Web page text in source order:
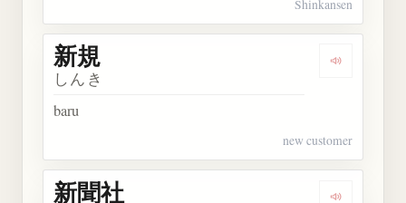
Shinkansen
Dengarkan
新規
しんき
baru
new customer
新聞社